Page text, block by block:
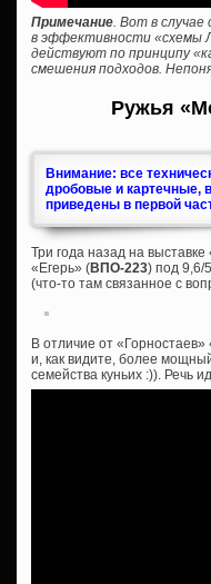
Примечание. Вот в случае
в эффективности «схемы
действуют по принципу
смешения подходов.
Ружья
Внимание: все
дробовые и картечные,
приведены в первой
Три года назад на
«Егерь» (ВПО-223) под 9,6/
(что-то там связанное с
В отличие от
и, как видите, более
семейства куньих :)). Речь